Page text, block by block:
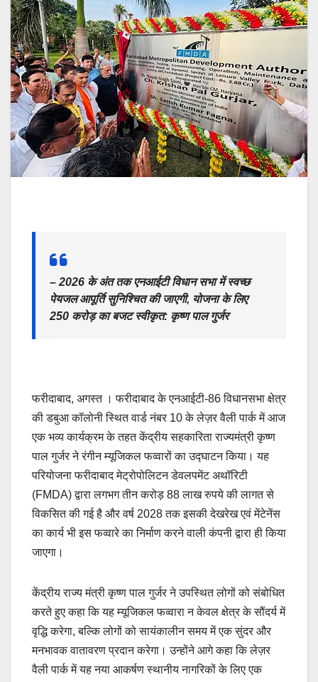
– 2026 के अंत तक एनआईटी विधान सभा में स्वच्छ
पेयजल आपूर्ति सुनिश्चित की जाएगी, योजना के लिए
250 करोड़ का बजट स्वीकृत: कृष्ण पाल गुर्जर
फरीदाबाद, अगस्त । फरीदाबाद के एनआईटी-86 विधानसभा क्षेत्र
की डबुआ कॉलोनी स्थित वार्ड नंबर 10 के लेज़र वैली पार्क में आज
एक भव्य कार्यक्रम के तहत केंद्रीय सहकारिता राज्यमंत्री कृष्ण
पाल गुर्जर ने रंगीन म्यूजिकल फव्वारों का उद्घाटन किया। यह
परियोजना फरीदाबाद मेट्रोपोलिटन डेवलपमेंट अथॉरिटी
(FMDA) द्वारा लगभग तीन करोड़ 88 लाख रुपये की लागत से
विकसित की गई है और वर्ष 2028 तक इसकी देखरेख एवं मेंटेनेंस
का कार्य भी इस फव्वारे का निर्माण करने वाली कंपनी द्वारा ही किया
जाएगा।
केंद्रीय राज्य मंत्री कृष्ण पाल गुर्जर ने उपस्थित लोगों को संबोधित
करते हुए कहा कि यह म्यूजिकल फव्वारा न केवल क्षेत्र के सौंदर्य में
वृद्धि करेगा, बल्कि लोगों को सायंकालीन समय में एक सुंदर और
मनभावक वातावरण प्रदान करेगा। उन्होंने आगे कहा कि लेज़र
वैली पार्क में यह नया आकर्षण स्थानीय नागरिकों के लिए एक